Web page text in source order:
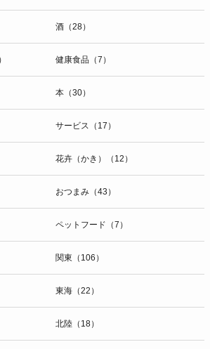
酒（28）
健康食品（7）
本（30）
サービス（17）
花卉（かき）（12）
おつまみ（43）
ペットフード（7）
関東（106）
東海（22）
北陸（18）